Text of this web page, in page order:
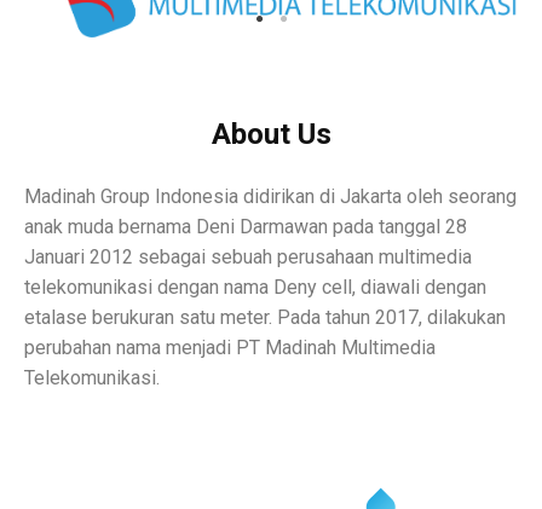
About Us
Madinah Group Indonesia didirikan di Jakarta oleh seorang
anak muda bernama Deni Darmawan pada tanggal 28
Januari 2012 sebagai sebuah perusahaan multimedia
telekomunikasi dengan nama Deny cell, diawali dengan
etalase berukuran satu meter. Pada tahun 2017, dilakukan
perubahan nama menjadi PT Madinah Multimedia
Telekomunikasi.